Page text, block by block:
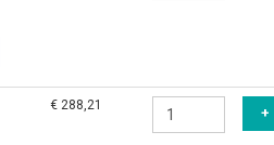
€ 288,21